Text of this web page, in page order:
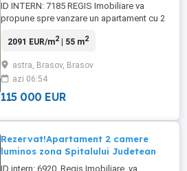
ID INTERN: 7185 REGIS Imobiliare va
propune spre vanzare un apartament cu 2
etaje, pe strada Soarelui, in cartierul Astra.
beneficiind de instalatii electrice si
sanitare noi, tamplarie PVC, finisaje
premium si placari cu travertin. ...
2091 EUR/m2| 55 m2
astra, Brasov, Brasov
azi 06:54
115 000 EUR
Rezervat!Apartament 2 camere
luminos zona Spitalului Judetean
ID intern: 6920. Regis Imobiliare, va